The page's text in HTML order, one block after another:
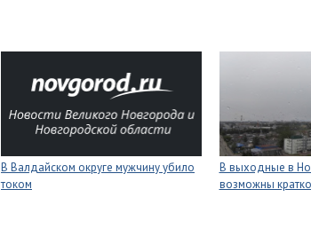
В Валдайском округе мужчину убило
током
В выходные в
возможны